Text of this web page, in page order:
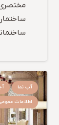
مختصری
آب نما
اطلاعات